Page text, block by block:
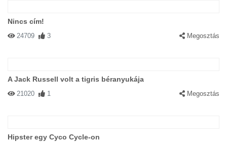
Nincs cím!
24709 3 Megosztás
A Jack Russell volt a tigris béranyukája
21020 1 Megosztás
Hipster egy Cyco Cycle-on